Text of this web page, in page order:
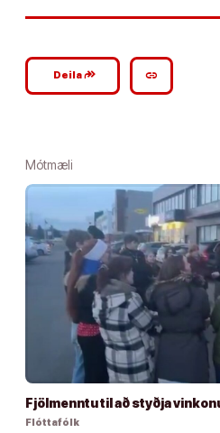
Deilagoogle_plus_reshare link
Mótmæli
Fjölmenntu til að styðja
Flóttafólk